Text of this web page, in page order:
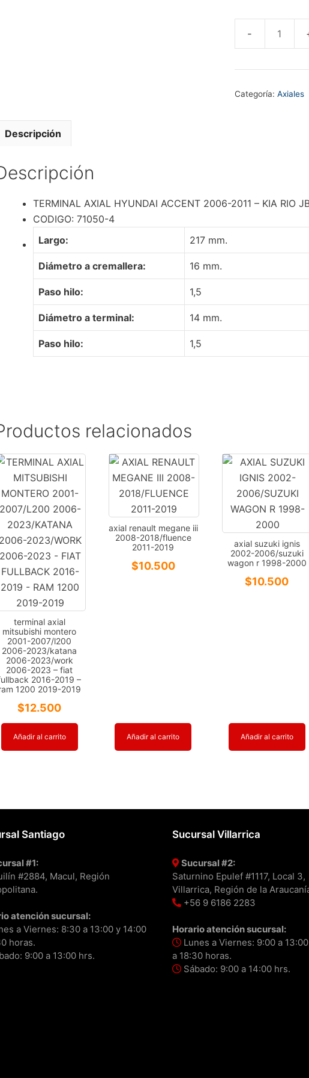
TERMINAL
HYUNDAI
2006-
2012
Categoría: Axiales
Descripción
TERMINAL AXIAL HYUNDAI ACCENT 2006-2011 – KIA RIO
CODIGO: 71050-4
Largo:
217 mm.
Diámetro a cremallera: 16 mm.
Paso hilo: 1,5
Diámetro a terminal: 14 mm.
Paso hilo: 1,5
relacionados
terminal axial
mitsubishi montero
2001-2007/l200
2006-2023/katana
2006-2023/work
2006-2023 – fiat
2016-2019 –
1200 2019-2019
$12.500
Añadir al carrito
axial renault megane iii
2008-2018/fluence
2011-2019
$10.500
Añadir al carrito
axial suzuki ignis
2002-2006/suzuki
wagon r 1998-2000
$10.500
Añadir al carrito
Santiago
#1:
#2884, Macul, Región
atención sucursal:
a Viernes: 8:30 a 13:00 y 14:00
horas.
9:00 a 13:00 hrs.
Sucursal Villarrica
Sucursal #2:
Saturnino Epulef #1117, Local 3,
Villarrica, Región de la
+56 9 6186 2283
Horario atención sucursal:
Lunes a Viernes: 9:00 a
a 18:30 horas.
Sábado: 9:00 a 14:00 hrs.